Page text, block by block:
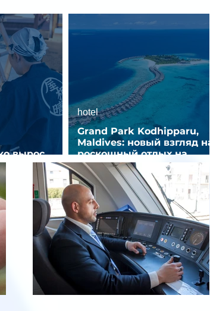
вырос
без звезд
Grand Park Kodhipparu,
Maldives: новый взгляд на
роскошный отдых на
Мальдивах
hotel